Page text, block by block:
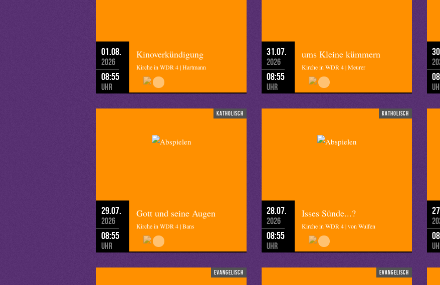
01.08.
2026
08:55
Uhr
Kinoverkündigung
Kirche in WDR 4 | Hartmann
31.07.
2026
08:55
Uhr
ums Kleine kümmern
Kirche in WDR 4 | Meurer
katholisch
29.07.
2026
08:55
Uhr
Gott und seine Augen
Kirche in WDR 4 | Bans
katholisch
28.07.
2026
08:55
Uhr
Isses Sünde...?
Kirche in WDR 4 | von Wulfen
evangelisch evangelisch